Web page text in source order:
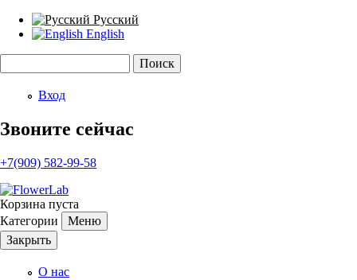
Русский
English
Форма поиска
Вход
Звоните сейчас
+7(909) 582-99-58
Корзина пуста
Категории
Меню
Закрыть
О нас